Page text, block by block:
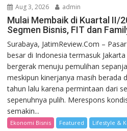
Aug 3, 2026 admin
Mulai Membaik di Kuartal II/
Segmen Bisnis, FIT dan
Surabaya, JatimReview.Com –
besar di Indonesia termasuk
bergerak menuju pemulihan
meskipun kinerjanya masih berada
tahun lalu karena permintaan dari
sepenuhnya pulih. Merespons
semakin...
Ekonomi Bisnis Featured Lifestyle &